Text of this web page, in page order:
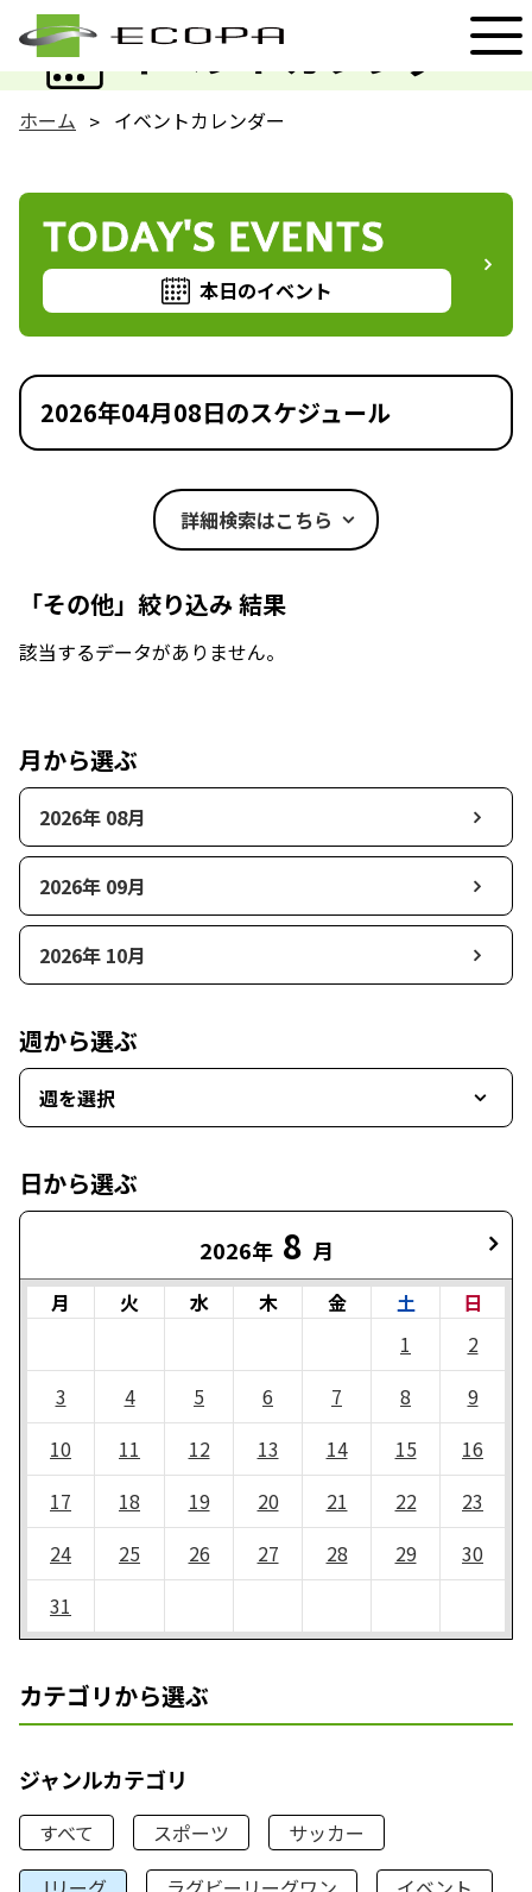
イベントカレンダー
EVENT
ホーム イベントカレンダー
TODAY'S EVENTS
本日のイベント
2026年04月08日のスケジュール
詳細検索はこちら
「その他」絞り込み 結果
該当するデータがありません。
月から選ぶ
2026年 08月
2026年 09月
2026年 10月
週から選ぶ
週を選択
日から選ぶ
2026年 8 月
月 火 水 木 金 土
日
1
2
3
4 5 6 7 8
9
10
11 12 13 14 15
16
17
18 19 20 21 22
23
24
25 26 27 28 29
30
31
カテゴリから選ぶ
ジャンルカテゴリ
すべて スポーツ
サッカー